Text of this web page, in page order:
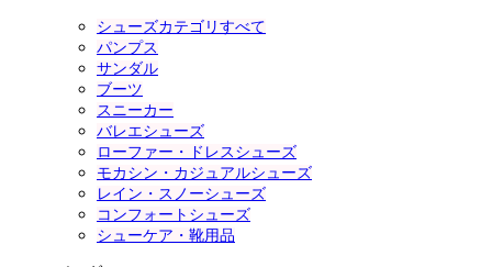
シューズカテゴリすべて
パンプス
サンダル
ブーツ
スニーカー
バレエシューズ
ローファー・ドレスシューズ
モカシン・カジュアルシューズ
レイン・スノーシューズ
コンフォートシューズ
シューケア・靴用品